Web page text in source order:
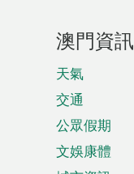
澳門資訊
天氣
交通
公眾假期
文娛康體